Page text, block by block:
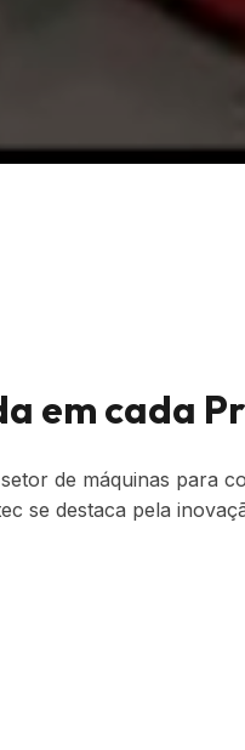
em cada
de máquinas para
se destaca pela